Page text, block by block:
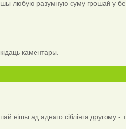
любую разумную суму грошай у
каментары.
нішы ад аднаго сіблінга другому -